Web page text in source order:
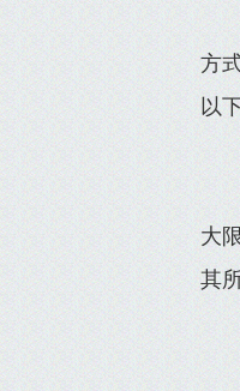
方
以
大
其